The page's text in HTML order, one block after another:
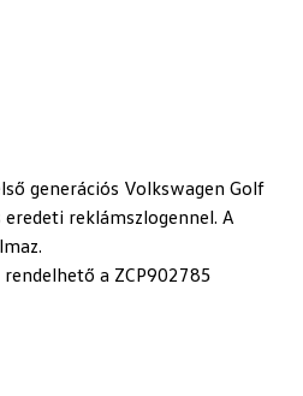
generációs Volkswagen Golf
reklámszlogennel. A
a ZCP902785